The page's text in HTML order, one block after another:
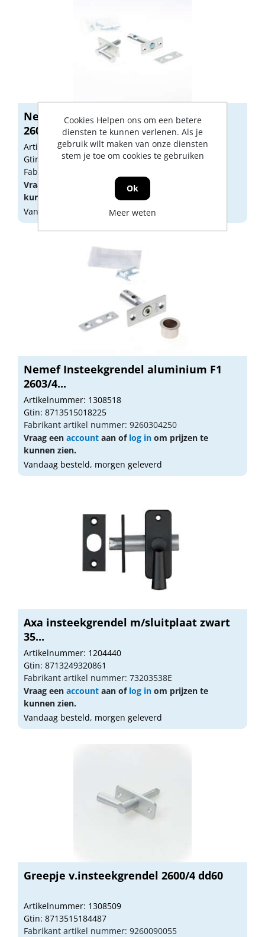
Nemef Insteekgrendel aluminium F1
2600/4...
Artikelnummer: 1308485
Gtin: 8713515017570
Fabrikant artikel nummer: 9260004500
Vraag een
aan oflog in
kunnen zien.
Vandaag besteld, morgen geleverd
Nemef Insteekgrendel aluminium F1
2603/4...
Artikelnummer: 1308518
Gtin: 8713515018225
Fabrikant artikel nummer: 9260304250
Vraag een account aan of log in om prijzen te
kunnen zien.
Vandaag besteld, morgen geleverd
Axa insteekgrendel m/sluitplaat zwart
35...
Artikelnummer: 1204440
Gtin: 8713249320861
Fabrikant artikel nummer: 73203538E
Vraag een account aan of log in om prijzen te
kunnen zien.
Vandaag besteld, morgen geleverd
Greepje v.insteekgrendel 2600/4 dd60
Artikelnummer: 1308509
Gtin: 8713515184487
Fabrikant artikel nummer: 9260090055
Cookies Helpen ons om een betere
diensten te kunnen verlenen. Als je
gebruik wilt maken van onze diensten
stem je toe om cookies te gebruiken
Ok
Meer weten